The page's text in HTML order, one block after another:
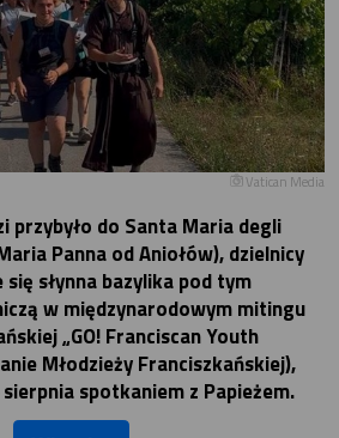
Vatican Media
przybyło do Santa Maria degli
Panna od Aniołów), dzielnicy
słynna bazylika pod tym
w międzynarodowym mitingu
„GO! Franciscan Youth
Młodzieży Franciszkańskiej),
spotkaniem z Papieżem.